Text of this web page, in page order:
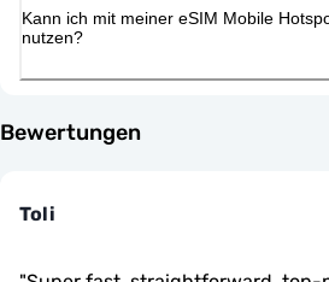
Kann ich mit meiner eSIM Mobile
nutzen?
Bewertungen
Toli